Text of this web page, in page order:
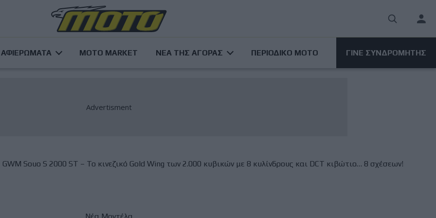
User
ΑΦΙΕΡΩΜΑΤΑ MOTO MARKET ΝΕΑ ΤΗΣ ΑΓΟΡΑΣ ΠΕΡΙΟΔΙΚΟ ΜΟΤΟ ΓΙΝΕ ΣΥΝΔΡΟΜΗΤΗΣ
GWM Souo S 2000 ST – Το κινεζικό Gold Wing των 2.000 κυβικών με 8 κυλίνδρους και DCT κιβώτιο… 8 σχέσεων!